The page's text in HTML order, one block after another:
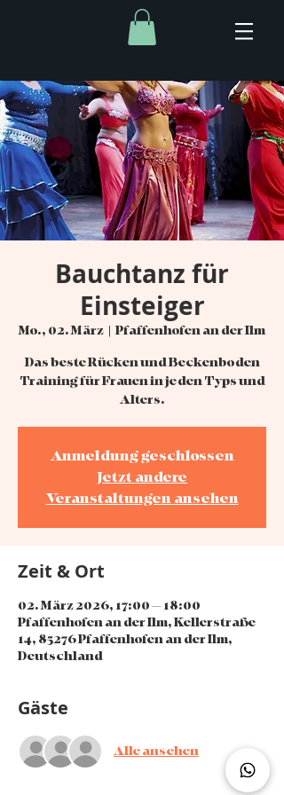
Bauchtanz für
Einsteiger
Mo., 02. März
  |
Pfaffenhofen an der Ilm
Das beste Rücken und Beckenboden
Training für Frauen in jeden Typs und
Alters.
Anmeldung geschlossen
Jetzt andere
Veranstaltungen ansehen
Zeit & Ort
02. März 2026, 17:00 – 18:00
Pfaffenhofen an der Ilm, Kellerstraße
14, 85276 Pfaffenhofen an der Ilm,
Deutschland
Gäste
Alle ansehen